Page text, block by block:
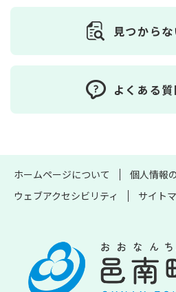
見つから
よくある
ホームページについて
個人情報
ウェブアクセシビリティ
サイト